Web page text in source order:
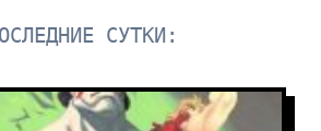
СУТКИ: